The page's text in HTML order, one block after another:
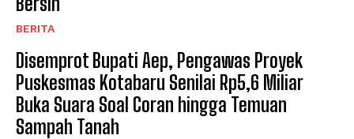
BERITA
Disemprot Bupati Aep, Pengawas Proyek
Puskesmas Kotabaru Senilai Rp5,6 Miliar
Buka Suara Soal Coran hingga Temuan
Sampah Tanah